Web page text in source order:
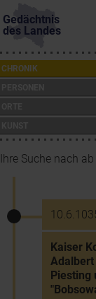
Gedächtnis
des Landes
CHRONIK
Ihre Suche nach
Kaiser
Adalbert
Piesting